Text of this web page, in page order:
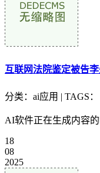
互联网法院鉴定被告
分类：ai应用 | TAGS
AI软件正在生成内容
18
08
2025